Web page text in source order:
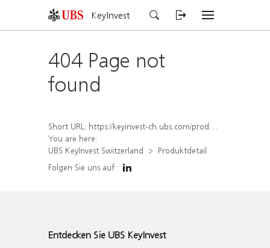
KeyInvest
404 Page not
found
Short URL: https://keyinvest-ch.ubs.com/produkt/detail/index/isin/CH1570366885
You are here:
UBS KeyInvest Switzerland
Produktdetail
Folgen Sie uns auf
Entdecken Sie UBS KeyInvest